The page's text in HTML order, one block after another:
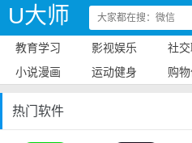
U大师
教育学习 影视娱乐 社
小说漫画
运动健身 购
热门软件